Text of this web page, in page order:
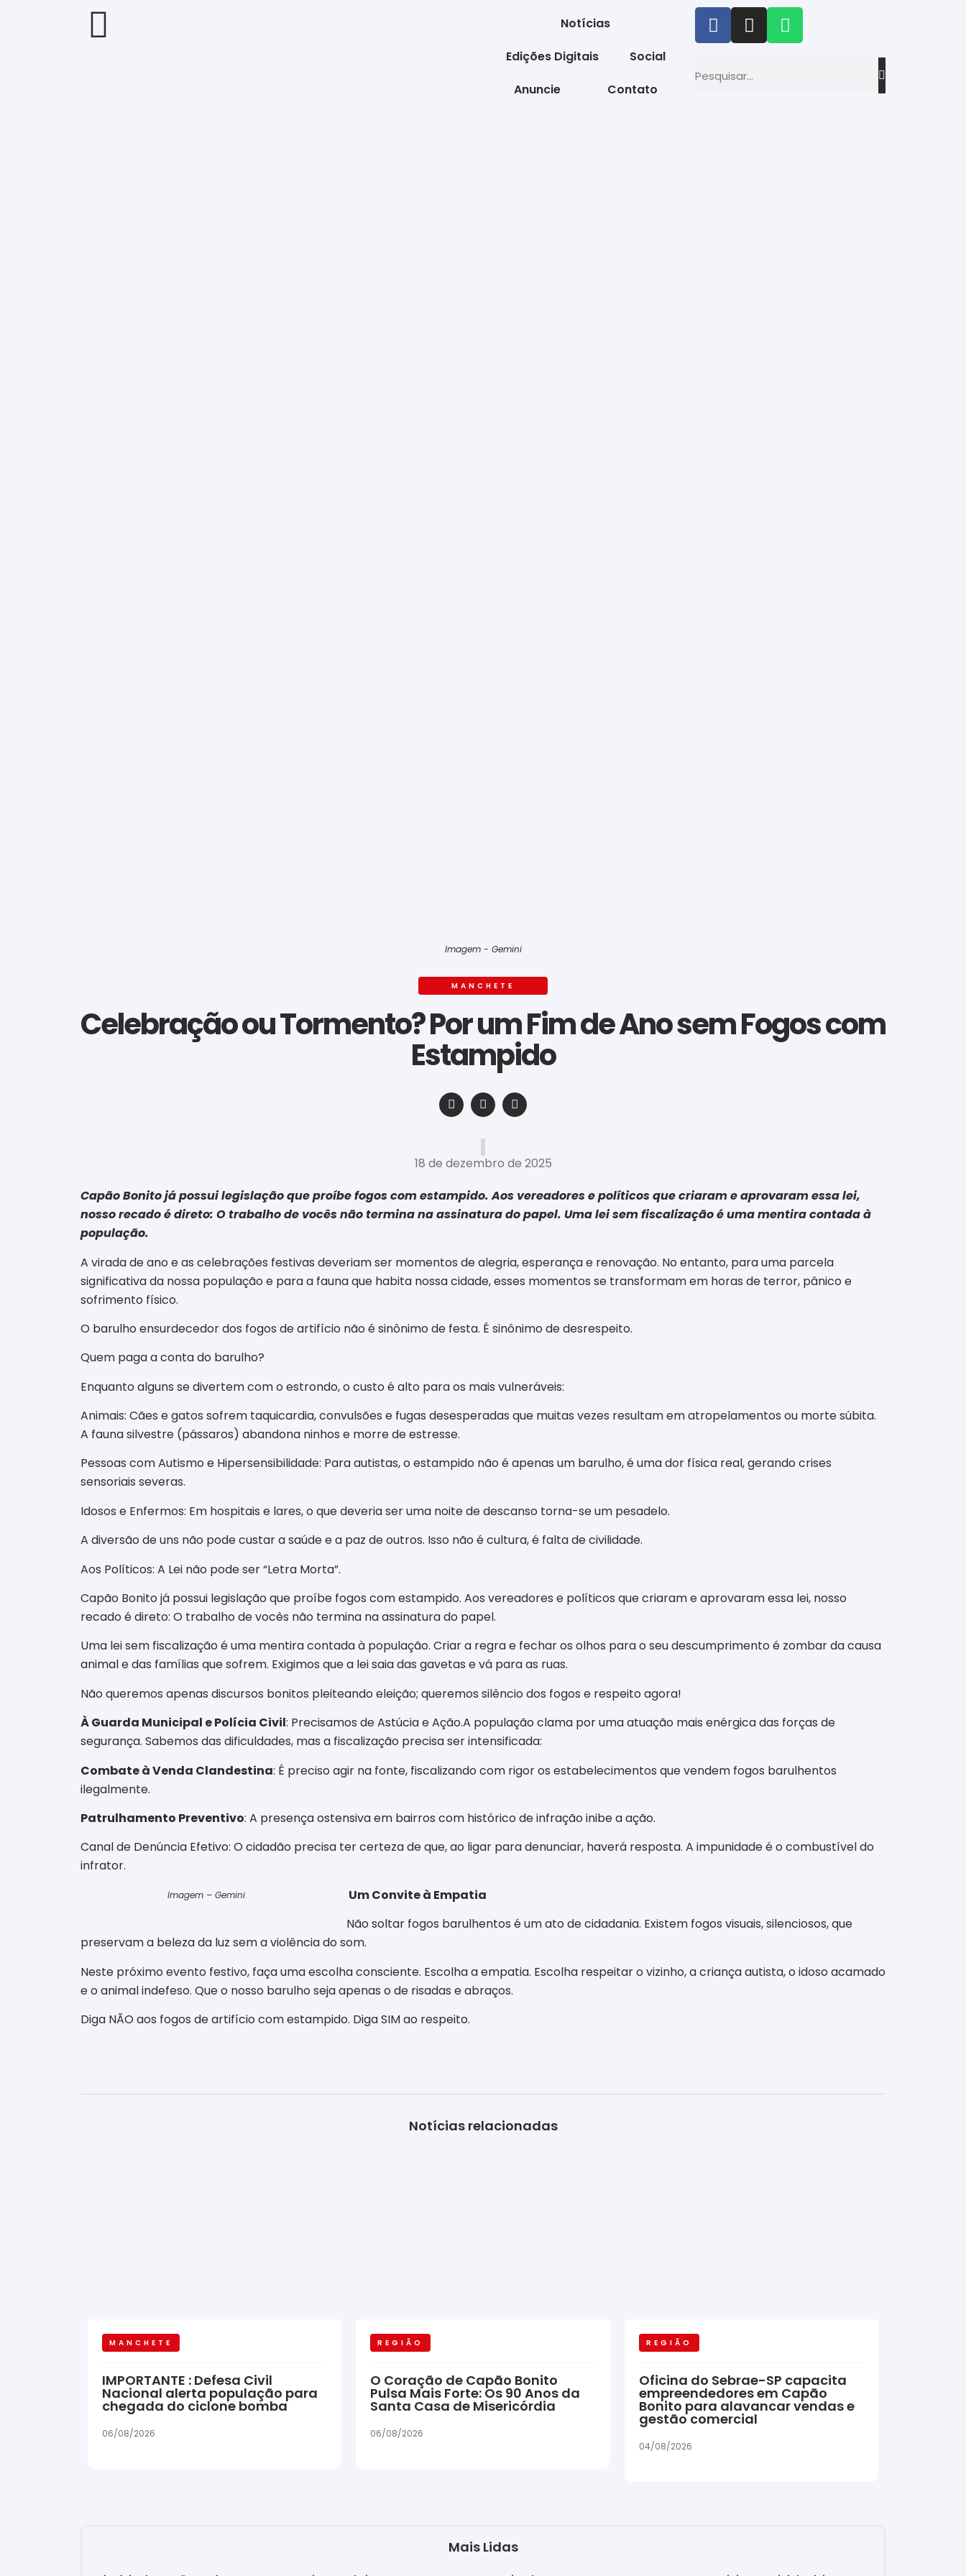
Notícias
Edições Digitais
Social
Anuncie
Contato
Imagem - Gemini
MANCHETE
Celebração ou Tormento? Por um Fim de Ano sem Fogos com
Estampido
‎ ‎ ‎ ‎ ‎ ‎ ‎ ‎ ‎ ‎ ‎ ‎ ‎ ‎ ‎ ‎ ‎ ‎ ‎ ‎ ‎ ‎ ‎ ‎ ‎ ‎ ‎ ‎ ‎ ‎ ‎
18 de dezembro de 2025
Capão Bonito já possui legislação que proíbe fogos com estampido. Aos vereadores e políticos que criaram e aprovaram essa lei,
nosso recado é direto: O trabalho de vocês não termina na assinatura do papel. ​Uma lei sem fiscalização é uma mentira contada à
população.
A virada de ano e as celebrações festivas deveriam ser momentos de alegria, esperança e renovação. No entanto, para uma parcela
significativa da nossa população e para a fauna que habita nossa cidade, esses momentos se transformam em horas de terror, pânico e
sofrimento físico.
​O barulho ensurdecedor dos fogos de artifício não é sinônimo de festa. É sinônimo de desrespeito.
​Quem paga a conta do barulho?
​Enquanto alguns se divertem com o estrondo, o custo é alto para os mais vulneráveis:
​Animais: Cães e gatos sofrem taquicardia, convulsões e fugas desesperadas que muitas vezes resultam em atropelamentos ou morte súbita.
A fauna silvestre (pássaros) abandona ninhos e morre de estresse.
​Pessoas com Autismo e Hipersensibilidade: Para autistas, o estampido não é apenas um barulho, é uma dor física real, gerando crises
sensoriais severas.
​Idosos e Enfermos: Em hospitais e lares, o que deveria ser uma noite de descanso torna-se um pesadelo.
​A diversão de uns não pode custar a saúde e a paz de outros. Isso não é cultura, é falta de civilidade.
​Aos Políticos: A Lei não pode ser “Letra Morta”.
​Capão Bonito já possui legislação que proíbe fogos com estampido. Aos vereadores e políticos que criaram e aprovaram essa lei, nosso
recado é direto: O trabalho de vocês não termina na assinatura do papel.
​Uma lei sem fiscalização é uma mentira contada à população. Criar a regra e fechar os olhos para o seu descumprimento é zombar da causa
animal e das famílias que sofrem. Exigimos que a lei saia das gavetas e vá para as ruas.
Não queremos apenas discursos bonitos pleiteando eleição; queremos silêncio dos fogos e respeito agora!
À Guarda Municipal e Polícia Civil: Precisamos de Astúcia e Ação.​A população clama por uma atuação mais enérgica das forças de
segurança. Sabemos das dificuldades, mas a fiscalização precisa ser intensificada:
Combate à Venda Clandestina: É preciso agir na fonte, fiscalizando com rigor os estabelecimentos que vendem fogos barulhentos
ilegalmente.
Patrulhamento Preventivo: A presença ostensiva em bairros com histórico de infração inibe a ação.
​Canal de Denúncia Efetivo: O cidadão precisa ter certeza de que, ao ligar para denunciar, haverá resposta. A impunidade é o combustível do
infrator.
Imagem – Gemini
Um Convite à Empatia
​Não soltar fogos barulhentos é um ato de cidadania. Existem fogos visuais, silenciosos, que
preservam a beleza da luz sem a violência do som.
​Neste próximo evento festivo, faça uma escolha consciente. Escolha a empatia. Escolha respeitar o vizinho, a criança autista, o idoso acamado
e o animal indefeso. Que o nosso barulho seja apenas o de risadas e abraços.
​Diga NÃO aos fogos de artifício com estampido. Diga SIM ao respeito.
Notícias relacionadas
MANCHETE
IMPORTANTE : Defesa Civil
Nacional alerta população para
chegada do ciclone bomba
06/08/2026
REGIÃO
O Coração de Capão Bonito
Pulsa Mais Forte: Os 90 Anos da
Santa Casa de Misericórdia
06/08/2026
REGIÃO
Oficina do Sebrae-SP capacita
empreendedores em Capão
Bonito para alavancar vendas e
gestão comercial
04/08/2026
Mais Lidas